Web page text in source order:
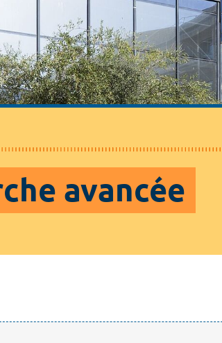
avancée